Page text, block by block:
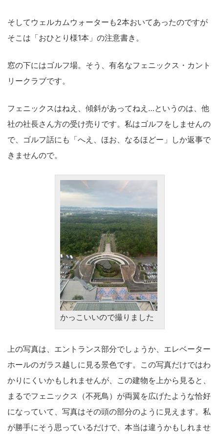
そしてウェルカムウォーターも2本おいてあったのですが
そこは「おひとり様1本」の注意書き。
窓の下にはゴルフ場。そう、有名なフェニックス・カント
リークラブです。
フェニックスはねえ、傾斜があってねえ…というのは、他
社の社長さん方の受け売りです。私はゴルフをしませんの
で、ゴルフ話にも「へえ、ほお、なるほどー」しか返事で
きませんので。
かっこいいので撮りました
上の写真は、エントランス部分でしょうか、エレベーター
ホールのガラス越しに見る景色です。この写真だけではわ
かりにくいかもしれませんが、この建物を上から見ると、
まるでフェニックス（不死鳥）が両翼を広げたような恰好
になっていて、写真はその頭の部分のように見えます。私
が勝手にそう思っているだけで、本当は違うかもしれませ